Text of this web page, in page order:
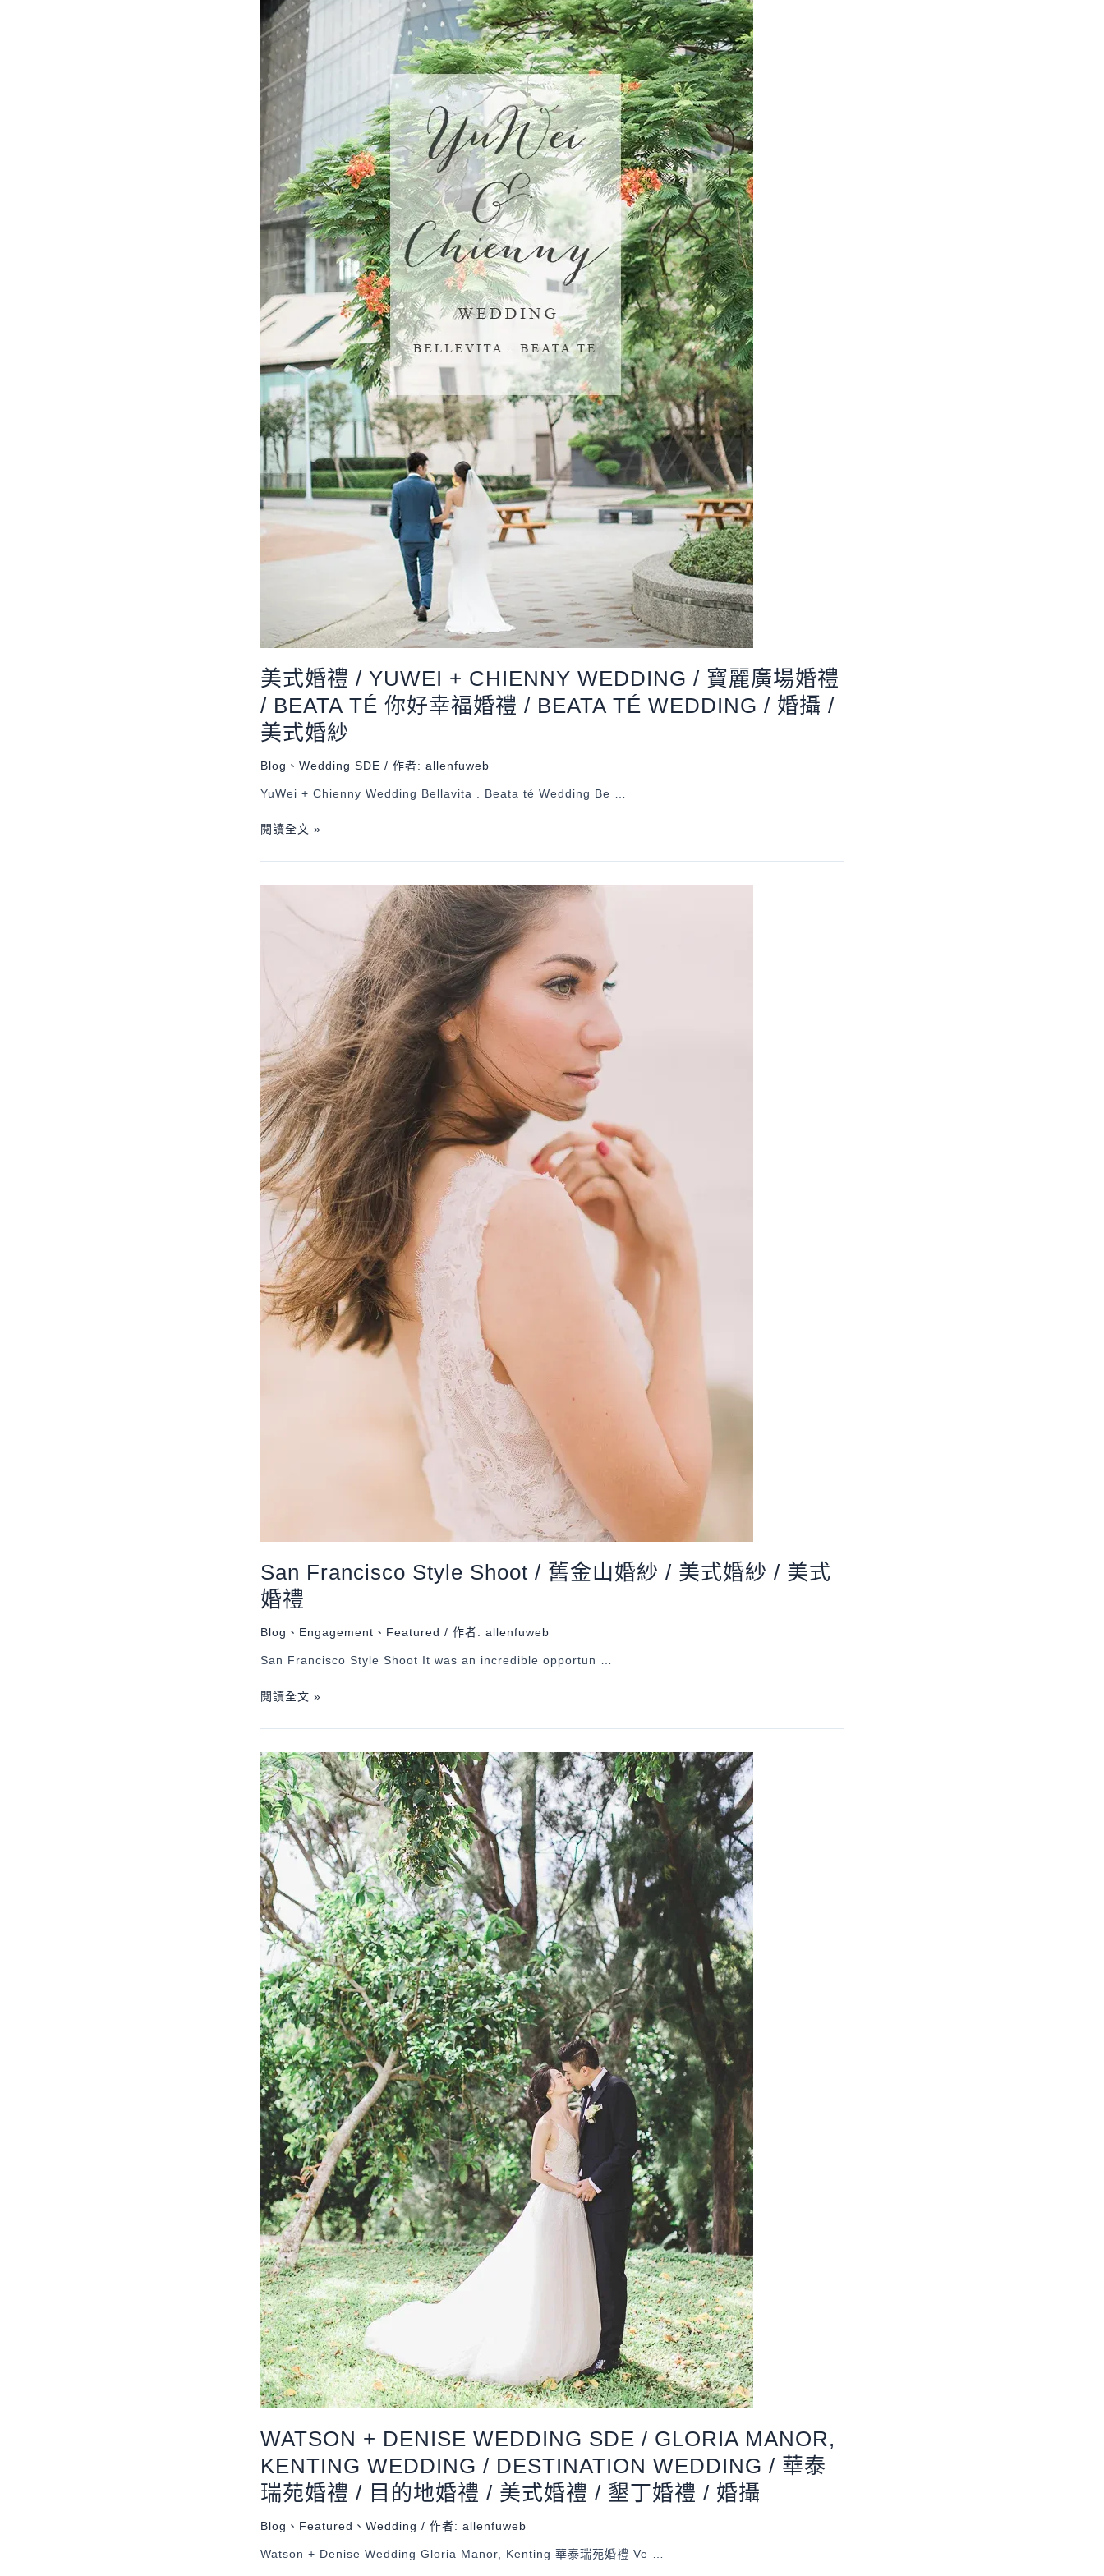
美式婚禮 / YUWEI + CHIENNY WEDDING / 寶麗廣場婚禮
/ BEATA TÉ 你好幸福婚禮 / BEATA TÉ WEDDING / 婚攝 /
美式婚紗
Blog 、 Wedding SDE / 作者: allenfuweb
YuWei + Chienny Wedding Bellavita . Beata té Wedding Be …
閱讀全文 »
San Francisco Style Shoot / 舊金山婚紗 / 美式婚紗 / 美式
婚禮
Blog 、 Engagement 、 Featured / 作者: allenfuweb
San Francisco Style Shoot It was an incredible opportun …
閱讀全文 »
WATSON + DENISE WEDDING SDE / GLORIA MANOR,
KENTING WEDDING / DESTINATION WEDDING / 華泰
瑞苑婚禮 / 目的地婚禮 / 美式婚禮 / 墾丁婚禮 / 婚攝
Blog 、 Featured 、 Wedding / 作者: allenfuweb
Watson + Denise Wedding Gloria Manor, Kenting 華泰瑞苑婚禮 Ve …